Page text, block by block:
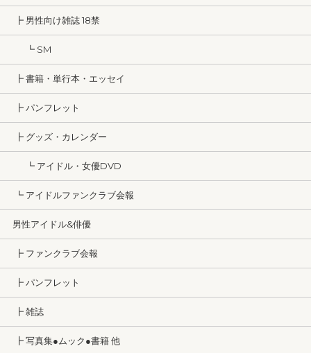
┣ 男性向け雑誌 18禁
┗ SM
┣ 書籍・単行本・エッセイ
┣ パンフレット
┣ グッズ・カレンダー
┗ アイドル・女優DVD
┗ アイドルファンクラブ会報
男性アイドル&俳優
┣ ファンクラブ会報
┣ パンフレット
┣ 雑誌
┣ 写真集●ムック●書籍 他